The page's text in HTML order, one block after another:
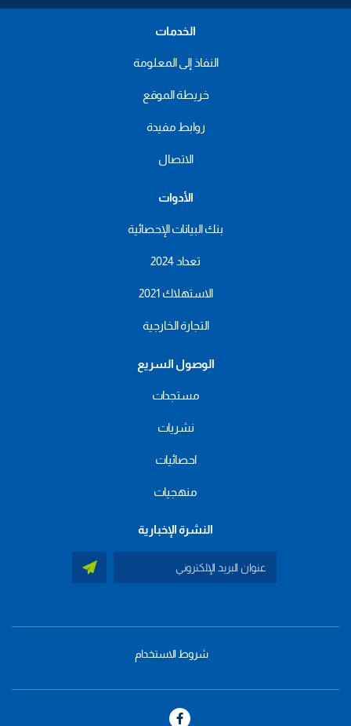
الخدمات
النفاذ إلى المعلومة
خريطة الموقع
روابط مفيدة
الاتصال
الأدوات
بنك البيانات الإحصائية
تعداد 2024
الاستهلاك 2021
التجارة الخارجية
الوصول السريع
مستجدات
نشريات
احصائيات
منهجيات
النشرة الإخبارية
footer
شروط الاستخدام